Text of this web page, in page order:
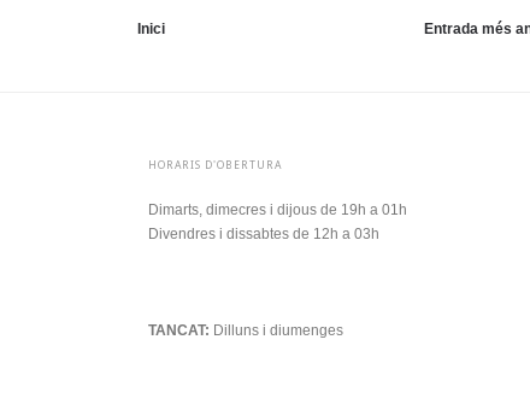
Entrada més
Inici
HORARIS D'OBERTURA
Dimarts, dimecres i dijous de 19h a 01h
Divendres i dissabtes de 12h a 03h
TANCAT: Dilluns i diumenges